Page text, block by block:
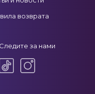
возврата
Следите за нами